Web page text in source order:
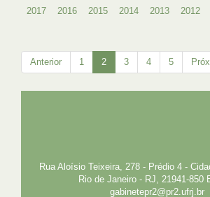
2017 2016 2015 2014 2013 2012
Anterior 1 2 3 4 5
Rua Aloísio Teixeira, 278 - Prédio 4 -
Rio de Janeiro - RJ, 21941-850
gabinetepr2@pr2.ufrj.br